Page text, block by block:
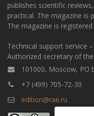
publishes scientific
practical. The magazine is
The magazine is
Technical support service –
Authorized secretary of
101000, Moscow, PO
+7 (499) 705-72-30
edition@rae.ru